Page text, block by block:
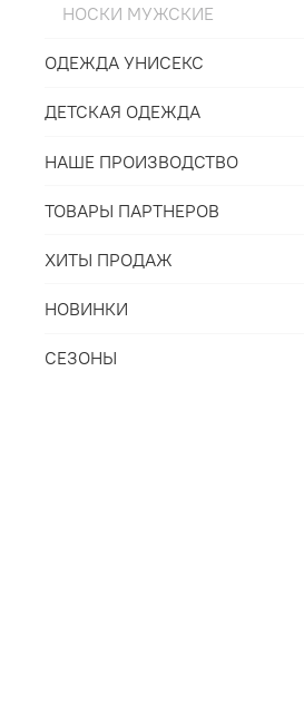
НОСКИ МУЖСКИЕ
ОДЕЖДА УНИСЕКС
ДЕТСКАЯ ОДЕЖДА
НАШЕ ПРОИЗВОДСТВО
ТОВАРЫ ПАРТНЕРОВ
ХИТЫ ПРОДАЖ
НОВИНКИ
СЕЗОНЫ